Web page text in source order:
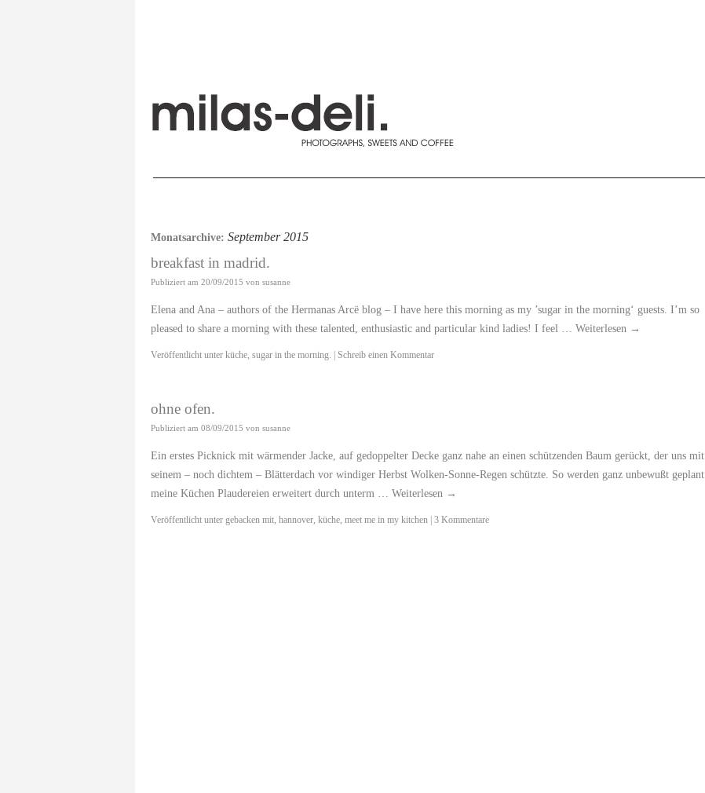
Monatsarchive: September 2015
breakfast in madrid.
Publiziert am 20/09/2015 von susanne
Elena and Ana – authors of the Hermanas Arcë blog – I have here this morning as my ’sugar in the morning‘ guests. I’m so
pleased to share a morning with these talented, enthusiastic and particular kind ladies! I feel … Weiterlesen →
Veröffentlicht unter küche, sugar in the morning. Schreib einen Kommentar
ohne ofen.
Publiziert am 08/09/2015 von susanne
Ein erstes Picknick mit wärmender Jacke, auf gedoppelter Decke ganz nahe an einen schützenden Baum gerückt, der uns mit
seinem – noch dichtem – Blätterdach vor windiger Herbst Wolken-Sonne-Regen schützte. So werden ganz unbewußt geplant
meine Küchen Plaudereien erweitert durch unterm … Weiterlesen →
Veröffentlicht unter gebacken mit, hannover, küche, meet me in my kitchen 3 Kommentare